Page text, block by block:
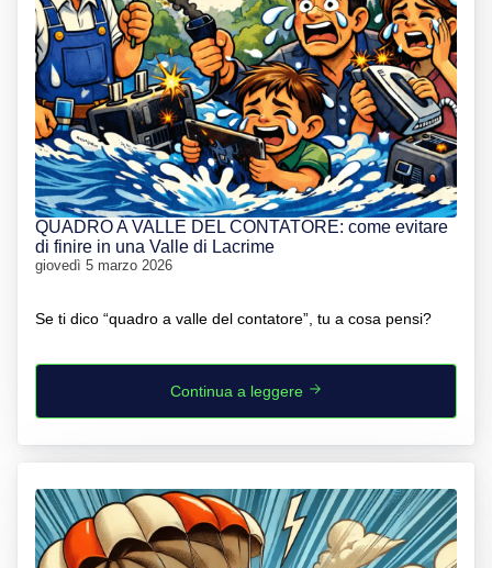
QUADRO A VALLE DEL CONTATORE: come evitare
di finire in una Valle di Lacrime
giovedì 5 marzo 2026
Se ti dico “quadro a valle del contatore”, tu a cosa pensi?
Continua a leggere